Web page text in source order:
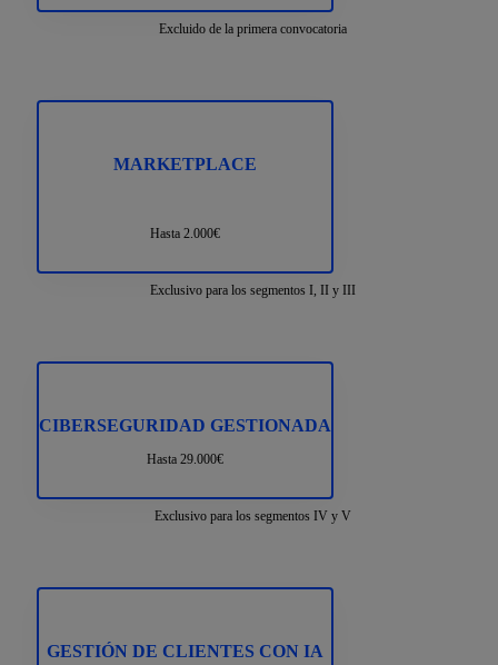
Excluido de la primera convocatoria
MARKETPLACE
Hasta 2.000€
Exclusivo para los segmentos I, II y III
CIBERSEGURIDAD GESTIONADA
Hasta 29.000€
Exclusivo para los segmentos IV y V
GESTIÓN DE CLIENTES CON IA